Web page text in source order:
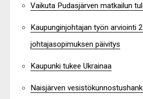
Vaikuta Pudasjärven matkailun
Kaupunginjohtajan työn arviointi
johtajasopimuksen päivitys
Kaupunki tukee Ukrainaa
Naisjärven